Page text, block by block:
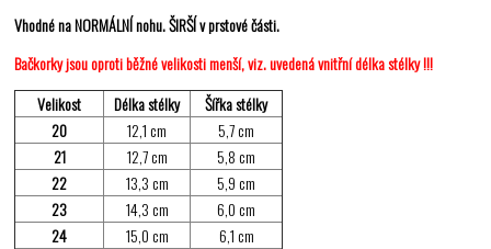
Vhodné na NORMÁLNÍ nohu. ŠIRŠÍ v prstové části.
Bačkorky jsou oproti běžné velikosti menší, viz. uvedená vnitřní délka stélky !!!
Velikost
Délka stélky
Šířka stélky
20
12,1 cm
5,7 cm
21
12,7 cm
5,8 cm
22
13,3 cm
5,9 cm
23
14,3 cm
6,0 cm
24
15,0 cm
6,1 cm